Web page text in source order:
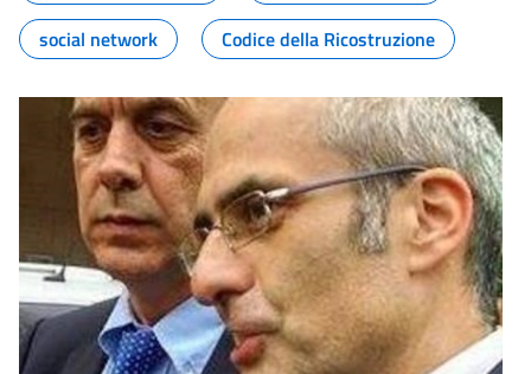
social network
Codice della Ricostruzione